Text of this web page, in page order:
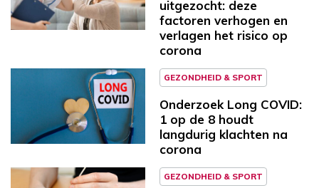
uitgezocht: deze
factoren verhogen en
verlagen het risico op
corona
GEZONDHEID & SPORT
Onderzoek Long COVID:
1 op de 8 houdt
langdurig klachten na
corona
GEZONDHEID & SPORT